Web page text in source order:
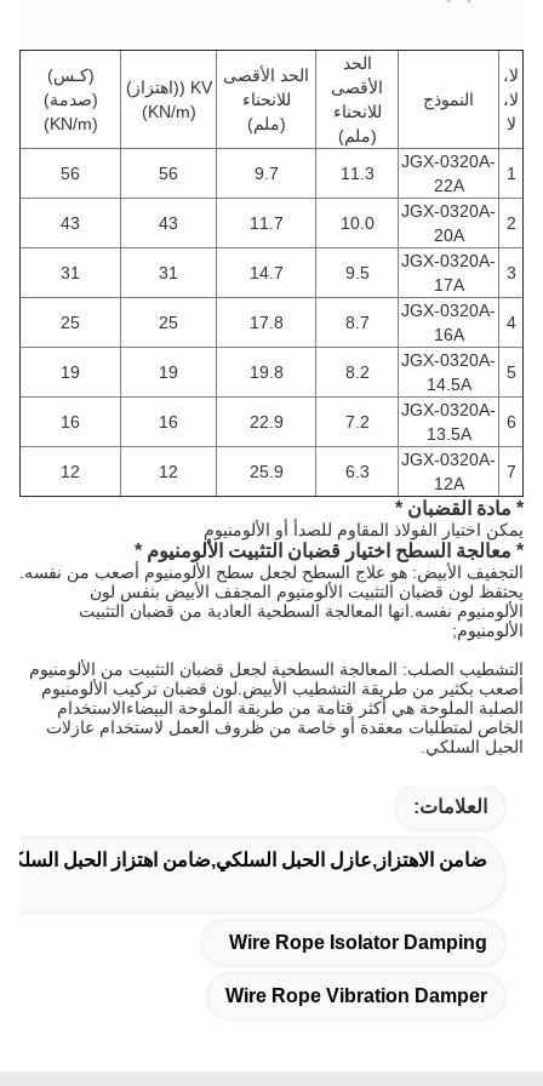
لا،
لا،
لا
النموذج
الحد
الأقصى
للانحناء
(ملم)
الحد الأقصى
للانحناء
(ملم)
KV ((اهتزاز)
(كـس)
(صدمة)
JGX-0320A-
22A
11.3
9.7
56
56
2
JGX-0320A-
20A
10.0
11.7
43
43
3
JGX-0320A-
17A
9.5
14.7
31
31
4
JGX-0320A-
16A
8.7
17.8
25
25
5
JGX-0320A-
14.5A
8.2
19.8
19
19
6
JGX-0320A-
13.5A
7.2
22.9
16
16
7
JGX-0320A-
12A
6.3
25.9
12
12
* مادة القضبان *
يمكن اختيار الفولاذ المقاوم للصدأ أو الألومنيوم
* معالجة السطح اختيار قضبان التثبيت الألومنيوم *
التجفيف الأبيض: هو علاج السطح لجعل سطح الألومنيوم أصعب من نفسه.
يحتفظ لون قضبان التثبيت الألومنيوم المجفف الأبيض بنفس لون
الألومنيوم نفسه.انها المعالجة السطحية العادية من قضبان التثبيت
الألومنيوم;
التشطيب الصلب: المعالجة السطحية لجعل قضبان التثبيت من الألومنيوم
أصعب بكثير من طريقة التشطيب الأبيض.لون قضبان تركيب الألومنيوم
الصلبة الملوحة هي أكثر قتامة من طريقة الملوحة البيضاءالاستخدام
الخاص لمتطلبات معقدة أو خاصة من ظروف العمل لاستخدام عازلات
الحبل السلكي.
العلامات:
ضامن الاهتزاز,عازل الحبل السلكي,ضامن اهتزاز الحبل السلكي
Wire Rope Isolator Damping
Wire Rope Vibration Damper